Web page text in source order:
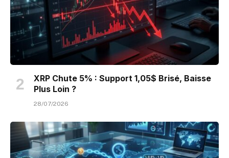
XRP Chute 5% : Support 1,05$ Brisé, Baisse
Plus Loin ?
28/07/2026